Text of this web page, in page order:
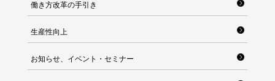
働き方改革の手引き
生産性向上
お知らせ、イベント・セミナー